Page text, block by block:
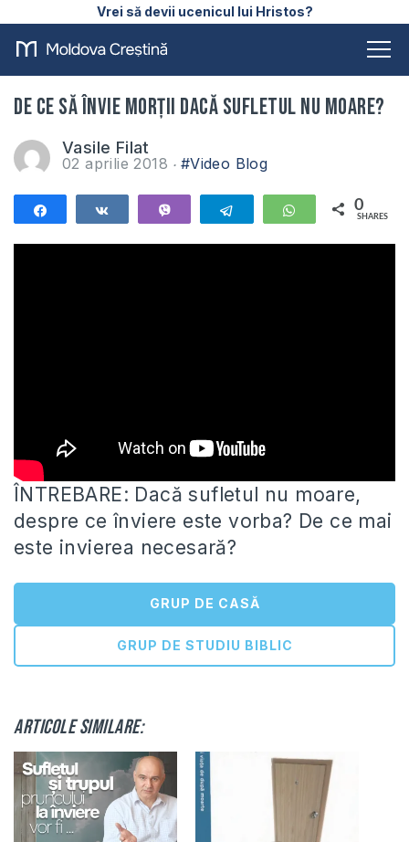
Vrei să devii ucenicul lui Hristos?
De ce să învie morții dacă sufletul nu moare?
Vasile Filat
02 aprilie 2018 #Video Blog
Telegram WhatsApp
0
SHARES
ÎNTREBARE: Dacă sufletul nu moare,
despre ce înviere este vorba? De ce mai
este invierea necesară?
GRUP DE CASĂ
GRUP DE STUDIU BIBLIC
Articole similare: